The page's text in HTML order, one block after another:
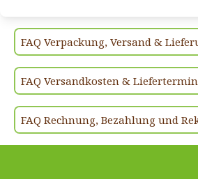
FAQ Verpackung, Versand &
FAQ Versandkosten &
FAQ Rechnung, Bezahlung und